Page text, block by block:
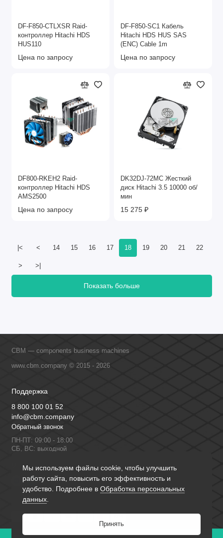
0
DF-F850-CTLXSR Raid-
контроллер Hitachi HDS
HUS110
Цена по запросу
DF-F850-SC1 Кабель
Hitachi HDS HUS SAS
(ENC) Cable 1m
Цена по запросу
DF800-RKEH2 Raid-
контроллер Hitachi HDS
AMS2500
Цена по запросу
DK32DJ-72MC Жесткий
диск Hitachi 3.5 10000 об/
мин
15 275 ₽
|< < 14 15 16 17 18 19 20 21 22
> >|
Показать больше
Мы используем файлы cookie, чтобы улучшить
работу сайта, повысить его эффективность и
удобство. Подробнее в Обработка персональных
данных
Принять
CBM — components business machines
www.cbm.company © 2015 - 2026
Поддержка
8 800 100 01 52
info@cbm.company
Обратный звонок
ПН-ПТ: 09:00 - 18:00
СБ, ВС: выходной
Мы в сети